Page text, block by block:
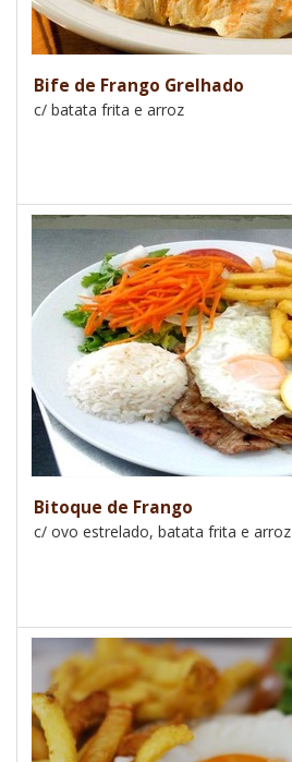
Bife de Frango Grelhado
c/ batata frita e arroz
Bitoque de Frango
c/ ovo estrelado, batata frita e arroz